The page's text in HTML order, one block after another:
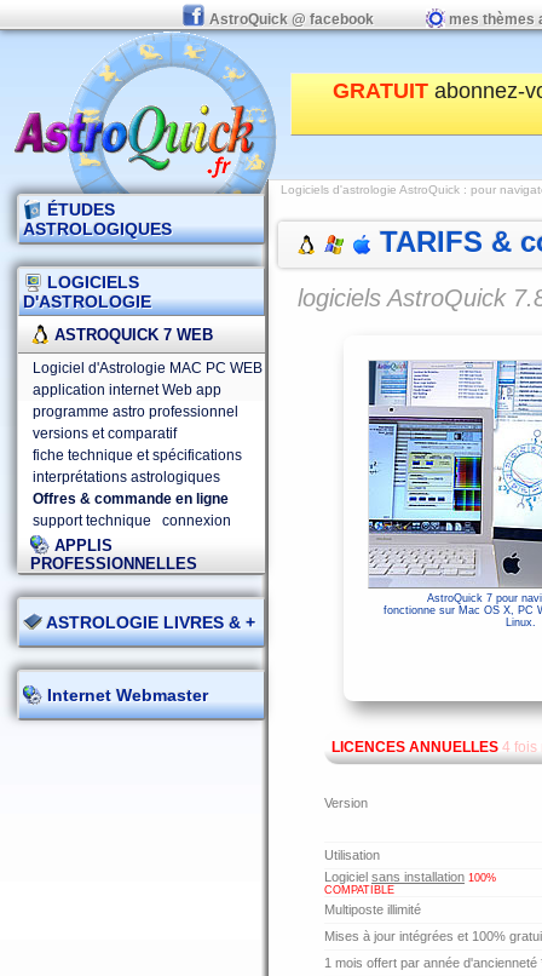
AstroQuick @ facebook mes thèmes
GRATUITabonnez-
ÉTUDES
ASTROLOGIQUES
LOGICIELS
D'ASTROLOGIE
ASTROQUICK 7 WEB
Logiciel d'Astrologie MAC PC WEB
application internet Web app
programme astro professionnel
versions et comparatif
fiche technique et spécifications
interprétations astrologiques
Offres & commande en ligne
support technique
connexion
APPLIS
PROFESSIONNELLES
ASTROLOGIE LIVRES & +
Internet Webmaster
Logiciels d'astrologie AstroQuick : pour
TARIFS &
logiciels AstroQuick
AstroQuick 7 pour
fonctionne sur Mac OS X, PC
Linux.
LICENCES ANNUELLES 4 fois
Version
Utilisation
Logiciel sans installation 100%
COMPATIBLE
Multiposte illimité
Mises à jour intégrées et 100%
1 mois offert par année d'ancienneté